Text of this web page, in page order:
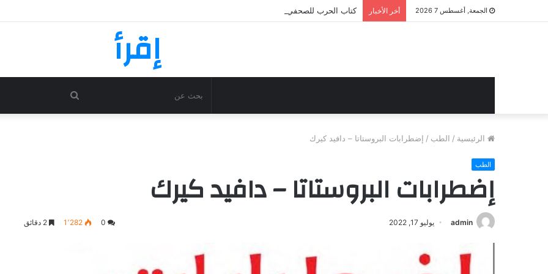
الجمعة, أغسطس 7 2026 أخر الأخبار كتاب الحرب للصحفي الشهير بوب وودوارد War: Woodward PDF
إقرأ
بحث
الرئيسية / الطب / إضطرابات البروستاتا – دافيد كيرك
الطب
إضطرابات البروستاتا – دافيد كيرك
admin يوليو 17, 2022 0 1٬282